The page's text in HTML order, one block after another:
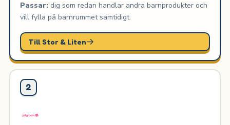
Passar:dig som redan handlar andra barnprodukter och
vill fylla på barnrummet samtidigt.
Till Stor & Liten
2